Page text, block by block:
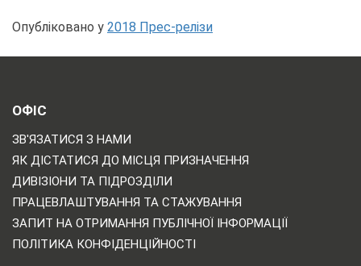
Опубліковано у 2018 Прес-релізи
ОФІС
ЗВ'ЯЗАТИСЯ З НАМИ
ЯК ДІСТАТИСЯ ДО МІСЦЯ ПРИЗНАЧЕННЯ
ДИВІЗІОНИ ТА ПІДРОЗДІЛИ
ПРАЦЕВЛАШТУВАННЯ ТА СТАЖУВАННЯ
ЗАПИТ НА ОТРИМАННЯ ПУБЛІЧНОЇ ІНФОРМАЦІЇ
ПОЛІТИКА КОНФІДЕНЦІЙНОСТІ